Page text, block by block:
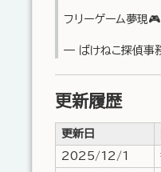
フリーゲーム夢現🎮
— ばけねこ探偵
更新履歴
更新日
2025/12/1